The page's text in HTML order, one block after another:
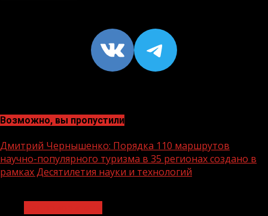
VK https://
Возможно, вы пропустили
Дмитрий Чернышенко: Порядка 110 маршрутов
научно-популярного туризма в 35 регионах создано в
рамках Десятилетия науки и технологий